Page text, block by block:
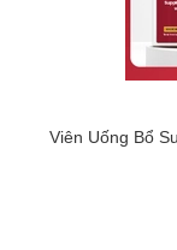
Viên Uống Bổ